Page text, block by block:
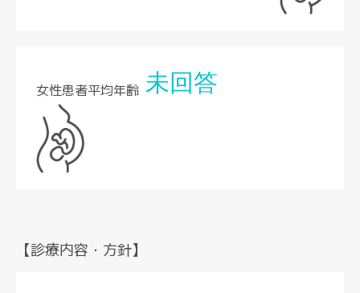
女性患者平均年齢 未回答
【診療内容・方針】